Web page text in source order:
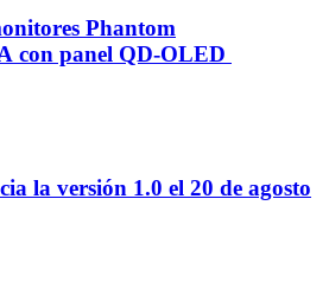
Phantom
con panel QD-OLED
la versión 1.0 el 20 de agosto